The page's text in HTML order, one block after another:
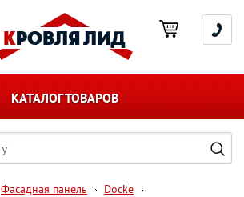
КАТАЛОГ ТОВАРОВ
Фасадная панель
Docke